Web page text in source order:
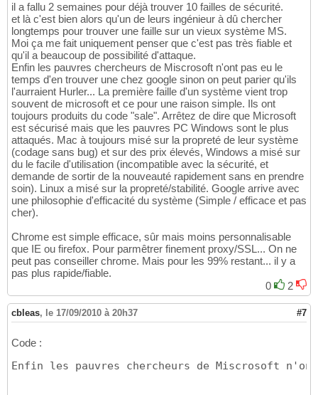
il a fallu 2 semaines pour déjà trouver 10 failles de sécurité.
et là c'est bien alors qu'un de leurs ingénieur à dû chercher
longtemps pour trouver une faille sur un vieux système MS.
Moi ça me fait uniquement penser que c'est pas très fiable et
qu'il a beaucoup de possibilité d'attaque.
Enfin les pauvres chercheurs de Miscrosoft n'ont pas eu le
temps d'en trouver une chez google sinon on peut parier qu'ils
l'aurraient Hurler... La première faille d'un système vient trop
souvent de microsoft et ce pour une raison simple. Ils ont
toujours produits du code "sale". Arrêtez de dire que Microsoft
est sécurisé mais que les pauvres PC Windows sont le plus
attaqués. Mac à toujours misé sur la propreté de leur système
(codage sans bug) et sur des prix élevés, Windows a misé sur
du le facile d'utilisation (incompatible avec la sécurité, et
demande de sortir de la nouveauté rapidement sans en prendre
soin). Linux a misé sur la propreté/stabilité. Google arrive avec
une philosophie d'efficacité du système (Simple / efficace et pas
cher).
Chrome est simple efficace, sûr mais moins personnalisable
que IE ou firefox. Pour parmêtrer finement proxy/SSL... On ne
peut pas conseiller chrome. Mais pour les 99% restant... il y a
pas plus rapide/fiable.
0
2
cbleas, le 17/09/2010 à 20h37 #7
Code :
Enfin les pauvres chercheurs de Miscrosoft